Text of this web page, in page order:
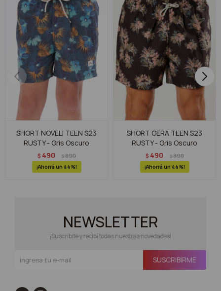
SHORT NOVELI TEEN S23
RUSTY - Gris Oscuro
$ 490 $890
44
SHORT GERA TEEN S23
RUSTY - Gris Oscuro
$ 490 $890
44
NEWSLETTER
¡Suscribite y recibí todas nuestras novedades!
SUSCRIBIRME